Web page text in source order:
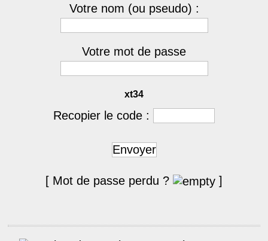
Votre nom (ou pseudo) :
Votre mot de passe
xt34
Recopier le code :
Envoyer
[ Mot de passe perdu ? ]